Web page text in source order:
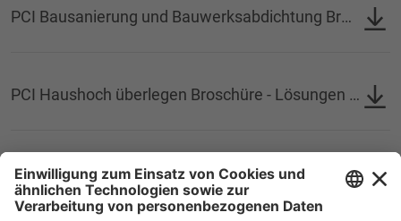
PCI Bausanierung und Bauwerksabdichtung Broschüre
PCI Haushoch überlegen Broschüre - Lösungen für Betonreparatur und Oberflächenschutz
Präsentation PCI-Themenwoche "Beton instandsetzen" - Analysieren und vorbereiten